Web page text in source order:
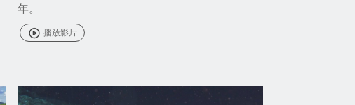
年。
播放影片